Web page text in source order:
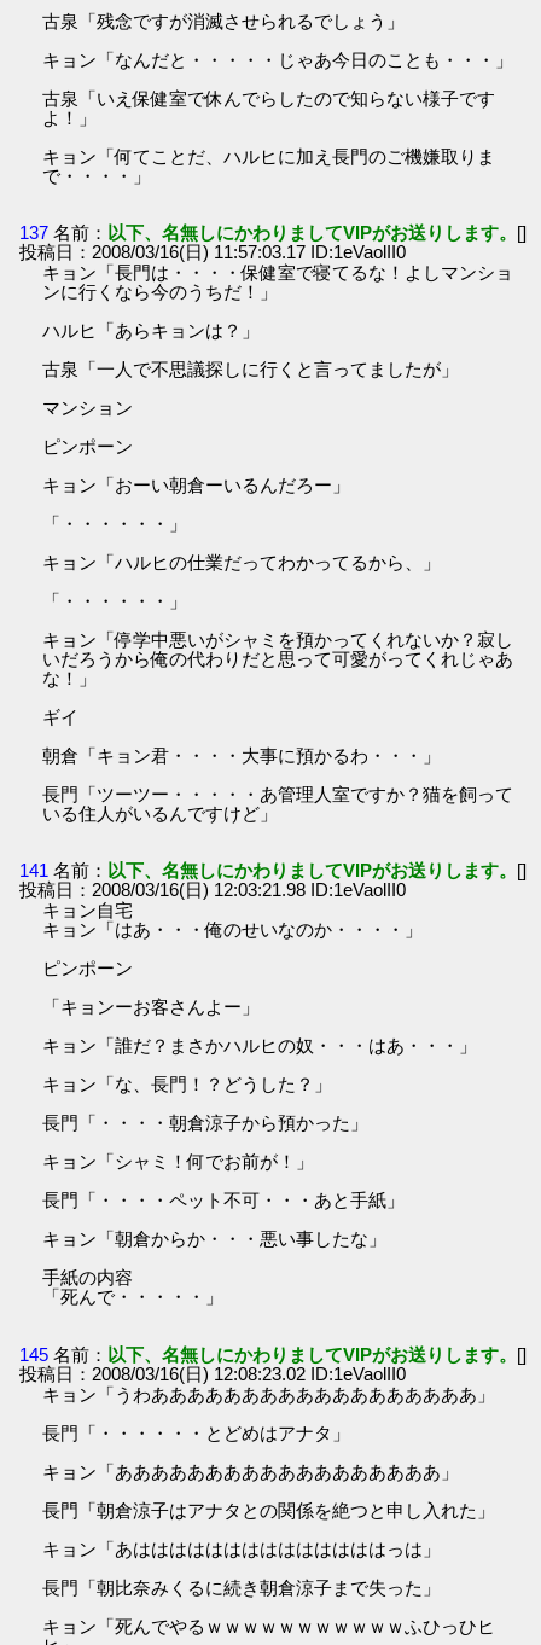
古泉「残念ですが消滅させられるでしょう」
キョン「なんだと・・・・・じゃあ今日のことも・・・」
古泉「いえ保健室で休んでらしたので知らない様子です
よ！」
キョン「何てことだ、ハルヒに加え長門のご機嫌取りま
で・・・・」
137 名前： 以下、名無しにかわりましてVIPがお送りします。 []
投稿日：2008/03/16(日) 11:57:03.17 ID:1eVaolII0
キョン「長門は・・・・保健室で寝てるな！よしマンショ
ンに行くなら今のうちだ！」
ハルヒ「あらキョンは？」
古泉「一人で不思議探しに行くと言ってましたが」
マンション
ピンポーン
キョン「おーい朝倉ーいるんだろー」
「・・・・・・」
キョン「ハルヒの仕業だってわかってるから、」
「・・・・・・」
キョン「停学中悪いがシャミを預かってくれないか？寂し
いだろうから俺の代わりだと思って可愛がってくれじゃあ
な！」
ギイ
朝倉「キョン君・・・・大事に預かるわ・・・」
長門「ツーツー・・・・・あ管理人室ですか？猫を飼って
いる住人がいるんですけど」
141 名前： 以下、名無しにかわりましてVIPがお送りします。 []
投稿日：2008/03/16(日) 12:03:21.98 ID:1eVaolII0
キョン自宅
キョン「はあ・・・俺のせいなのか・・・・」
ピンポーン
「キョンーお客さんよー」
キョン「誰だ？まさかハルヒの奴・・・はあ・・・」
キョン「な、長門！？どうした？」
長門「・・・・朝倉涼子から預かった」
キョン「シャミ！何でお前が！」
長門「・・・・ペット不可・・・あと手紙」
キョン「朝倉からか・・・悪い事したな」
手紙の内容
「死んで・・・・・」
145 名前： 以下、名無しにかわりましてVIPがお送りします。 []
投稿日：2008/03/16(日) 12:08:23.02 ID:1eVaolII0
キョン「うわああああああああああああああああああ」
長門「・・・・・・とどめはアナタ」
キョン「ああああああああああああああああああ」
長門「朝倉涼子はアナタとの関係を絶つと申し入れた」
キョン「あははははははははははははははっは」
長門「朝比奈みくるに続き朝倉涼子まで失った」
キョン「死んでやるｗｗｗｗｗｗｗｗｗｗｗふひっひヒ